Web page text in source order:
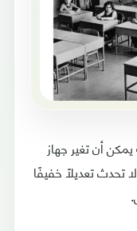
أن تغير جهاز
تحدث تعديلًا خفيفًا